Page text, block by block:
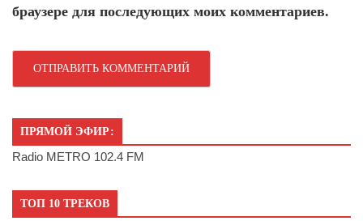
браузере для последующих моих комментариев.
ПРЯМОЙ ЭФИР:
Radio METRO 102.4 FM
ТОП 10 ТРЕКОВ